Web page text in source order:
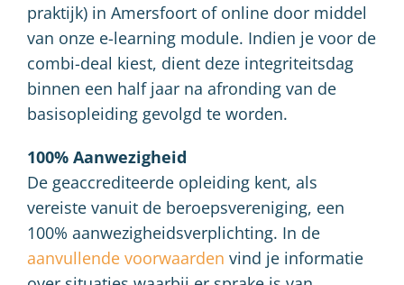
praktijk) in Amersfoort of online door middel
van onze e-learning module. Indien je voor de
combi-deal kiest, dient deze integriteitsdag
binnen een half jaar na afronding van de
basisopleiding gevolgd te worden.
100% Aanwezigheid
De geaccrediteerde opleiding kent, als
vereiste vanuit de beroepsvereniging, een
100% aanwezigheidsverplichting. In de
aanvullende voorwaarden vind je informatie